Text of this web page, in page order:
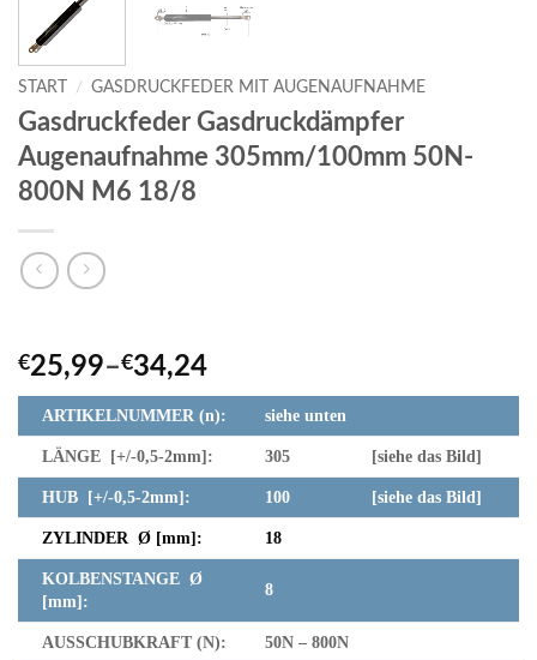
START / GASDRUCKFEDER MIT AUGENAUFNAHME
Gasdruckfeder Gasdruckdämpfer
Augenaufnahme 305mm/100mm 50N-
800N M6 18/8
€25,99–€34,24
ARTIKELNUMMER (n): siehe unten
LÄNGE [+/-0,5-2mm]: 305 [siehe das Bild]
HUB [+/-0,5-2mm]: 100 [siehe das Bild]
ZYLINDER Ø [mm]: 18
KOLBENSTANGE Ø
[mm]:
8
AUSSCHUBKRAFT (N): 50N – 800N